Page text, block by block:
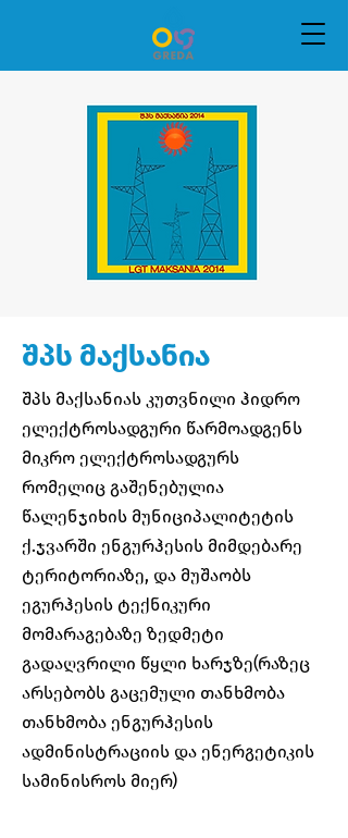
შპს მაქსანია
შპს მაქსანიას კუთვნილი ჰიდრო
ელექტროსადგური წარმოადგენს
მიკრო ელექტროსადგურს
რომელიც გაშენებულია
წალენჯიხის მუნიციპალიტეტის
ქ.ჯვარში ენგურჰესის მიმდებარე
ტერიტორიაზე, და მუშაობს
ეგურჰესის ტექნიკური
მომარაგებაზე ზედმეტი
გადაღვრილი წყლი ხარჯზე(რაზეც
არსებობს გაცემული თანხმობა
თანხმობა ენგურჰესის
ადმინისტრაციის და ენერგეტიკის
სამინისროს მიერ)